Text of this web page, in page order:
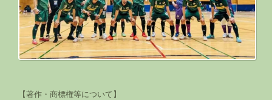
【著作・商標権等について】